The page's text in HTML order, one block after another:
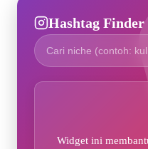
Hashtag Finder
Widget ini